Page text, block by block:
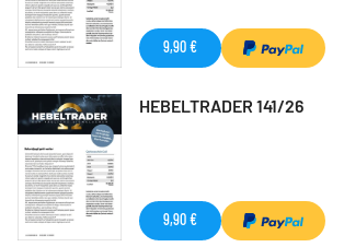
9,90 €
HEBELTRADER 141/26
9,90 €